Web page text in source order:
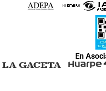
En